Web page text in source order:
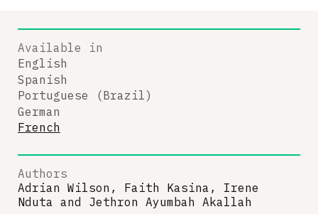
Available in
English
Spanish
Portuguese (Brazil)
German
French
Authors
Adrian Wilson, Faith Kasina, Irene
Nduta and Jethron Ayumbah Akallah